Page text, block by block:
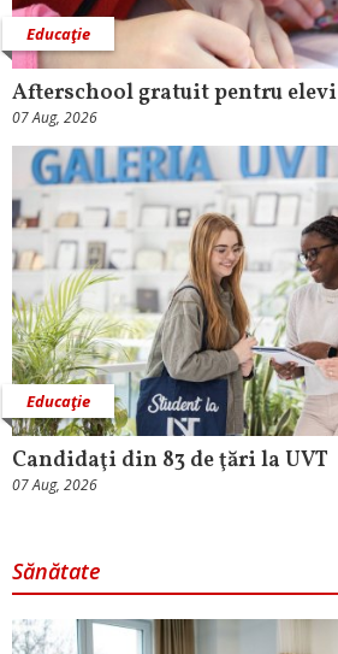
Educaţie
Afterschool gratuit pentru elevi
07 Aug, 2026
Educaţie
Candidaţi din 83 de ţări la UVT
07 Aug, 2026
Sănătate